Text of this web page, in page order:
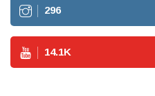
296
14.1K